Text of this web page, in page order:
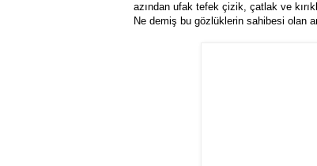
azından ufak tefek çizik, çatlak ve
Ne demiş bu gözlüklerin sahibesi olan